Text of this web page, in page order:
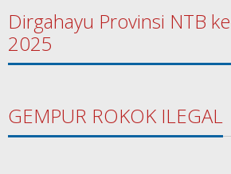
Dirgahayu Provinsi NTB
2025
GEMPUR ROKOK ILEGAL